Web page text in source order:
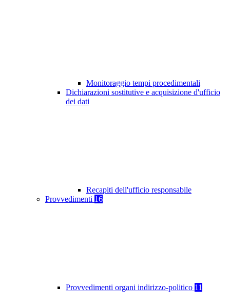
Monitoraggio tempi procedimentali
Dichiarazioni sostitutive e acquisizione d'ufficio
dei dati
Recapiti dell'ufficio responsabile
Provvedimenti 16
Provvedimenti organi indirizzo-politico 11